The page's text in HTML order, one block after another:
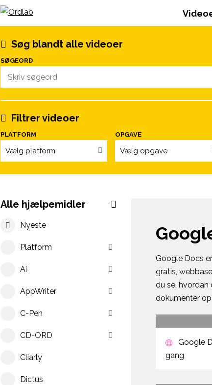
Spring til indhold
Søg blandt alle videoer
SØGEORD
Filtrer videoer
PLATFORM
Vælg platform
OPGAVE
Vælg opgave
Google Docs
gratis,
du se,
dokumenter
Google
gang
Alle hjælpemidler
Nyeste
Platform
Ai
AppWriter
C-Pen
CD-ORD
Cliarly
Dictus